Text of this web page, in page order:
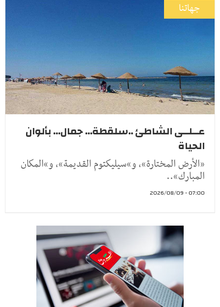
جهاتنا
عــلــى الشاطئ ..سلقطة... جمال... بألوان
الحياة
«الأرض المختارة»، و»سيليكتوم القديمة»، و»المكان
المبارك»..
07:00 - 2026/08/09